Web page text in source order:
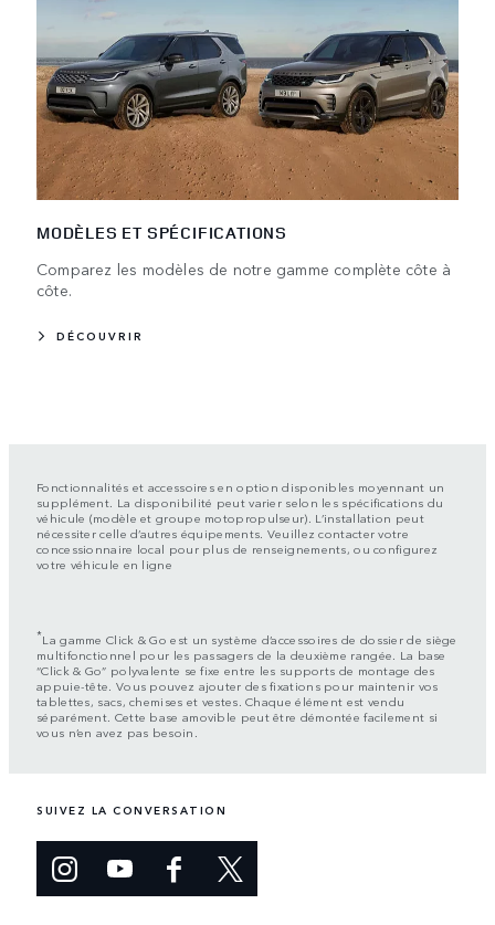
MODÈLES ET SPÉCIFICATIONS
Comparez les modèles de notre gamme complète côte à
côte.
DÉCOUVRIR
Fonctionnalités et accessoires en option disponibles moyennant un
supplément. La disponibilité peut varier selon les spécifications du
véhicule (modèle et groupe motopropulseur). L’installation peut
nécessiter celle d’autres équipements. Veuillez contacter votre
concessionnaire local pour plus de renseignements, ou configurez
votre véhicule en ligne
*La gamme Click & Go est un système d’accessoires de dossier de siège
multifonctionnel pour les passagers de la deuxième rangée. La base
“Click & Go” polyvalente se fixe entre les supports de montage des
appuie-tête. Vous pouvez ajouter des fixations pour maintenir vos
tablettes, sacs, chemises et vestes. Chaque élément est vendu
séparément. Cette base amovible peut être démontée facilement si
vous n’en avez pas besoin.
SUIVEZ LA CONVERSATION